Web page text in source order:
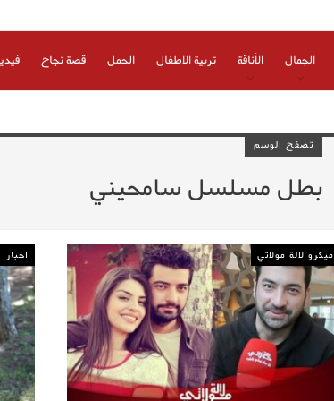
الجمال الأناقة تربية الاطفال الحمل قصة نجاح
تصفح الوسم
بطل مسلسل سامحيني
ميكرو لالة مولاتي اخبار